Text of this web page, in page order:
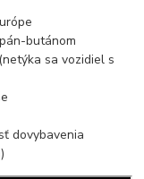
butánom
sa vozidiel s
dovybavenia